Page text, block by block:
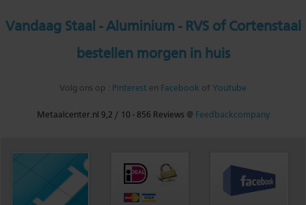
Vandaag Staal - Aluminium - RVS of Cortenstaal
bestellen morgen in huis
Volg ons op : Pinterest en Facebook of Youtube
Metaalcenter.nl 9,2 / 10 -856 Reviews @ Feedbackcompany